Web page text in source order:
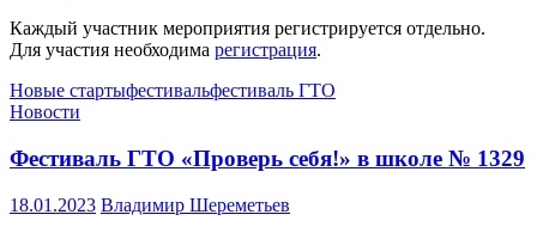
Каждый участник мероприятия регистрируется отдельно.
Для участия необходима регистрация.
Новые стартыфестивальфестиваль ГТО
Новости
Фестиваль ГТО «Проверь себя!» в школе № 1329
18.01.2023 Владимир Шереметьев